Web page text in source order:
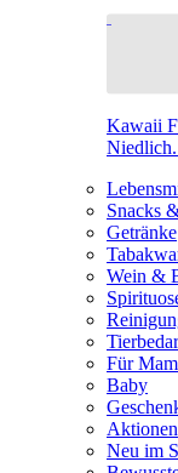
Kawaii
Snacks
Getränke
Wein &
Für
Baby
Aktionen
Neu im